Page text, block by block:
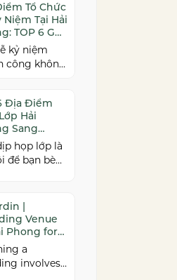
Tổ Chức
Niệm Tại Hải
TOP 6 Gợi
Bật
kỷ niệm
công không
thuộc vào
tổ chức.
đang tìm
địa điểm tổ
kỷ niệm
chuyên
và đáp ứng
quy mô sự
[…]
Địa Điểm
Hải
Sang
Ấm Cúng
họp lớp là
để bạn bè
sau nhiều
cách. Để
ngộ thêm
việc lựa
điểm phù
không
|
Venue
Phong for
a
involves